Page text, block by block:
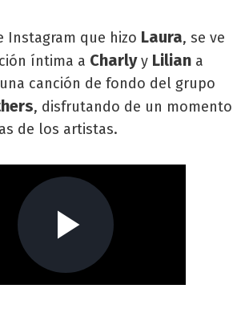
Instagram que hizo Laura, se ve
íntima a Charlyy Lilian a
canción de fondo del grupo
, disfrutando de un momento
de los artistas.